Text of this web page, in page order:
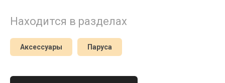
Находится в разделах
Аксессуары Паруса